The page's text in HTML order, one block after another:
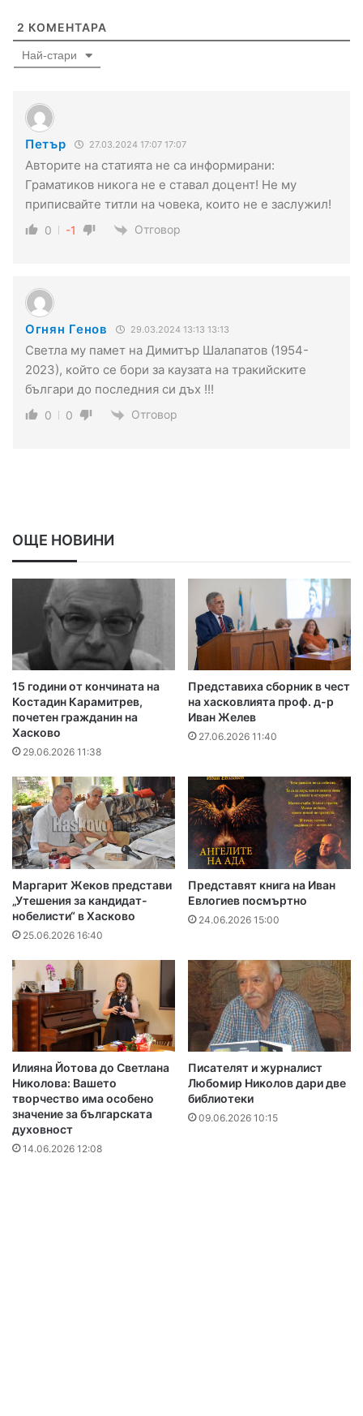
2 КОМЕНТАРА
Най-стари
Петър 27.03.2024 17:07 17:07
Авторите на статията не са информирани:
Граматиков никога не е ставал доцент! Не му
приписвайте титли на човека, които не е заслужил!
0 -1 Отговор
Огнян Генов 29.03.2024 13:13 13:13
Светла му памет на Димитър Шалапатов (1954-
2023), който се бори за каузата на тракийските
българи до последния си дъх !!!
0 0 Отговор
ОЩЕ НОВИНИ
15 години от кончината на
Костадин Карамитрев,
почетен гражданин на
Хасково
29.06.2026 11:38
Представиха сборник в чест
на хасковлията проф. д-р
Иван Желев
27.06.2026 11:40
Маргарит Жеков представи
„Утешения за кандидат-
нобелисти“ в Хасково
25.06.2026 16:40
Представят книга на Иван
Евлогиев посмъртно
24.06.2026 15:00
Илияна Йотова до Светлана
Николова: Вашето
творчество има особено
значение за българската
духовност
14.06.2026 12:08
Писателят и журналист
Любомир Николов дари две
библиотеки
09.06.2026 10:15